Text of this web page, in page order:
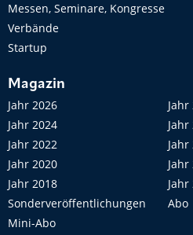
Messen, Seminare, Kongresse
Verbände
Startup
Magazin
Jahr 2026
Jahr
Jahr 2024
Jahr
Jahr 2022
Jahr
Jahr 2020
Jahr
Jahr 2018
Jahr
Sonderveröffentlichungen
Abo
Mini-Abo